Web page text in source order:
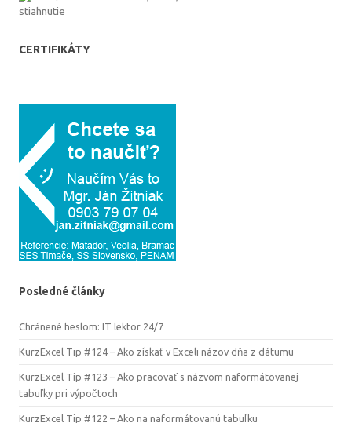
CERTIFIKÁTY
Posledné články
Chránené heslom: IT lektor 24/7
KurzExcel Tip #124 – Ako získať v Exceli názov dňa z dátumu
KurzExcel Tip #123 – Ako pracovať s názvom naformátovanej
tabuľky pri výpočtoch
KurzExcel Tip #122 – Ako na naformátovanú tabuľku